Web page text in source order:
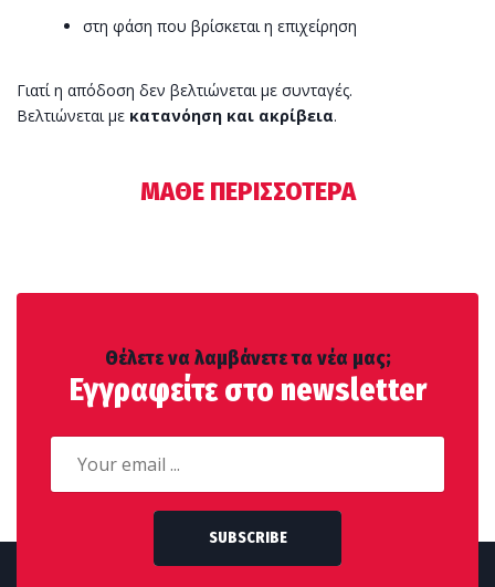
στη φάση που βρίσκεται η επιχείρηση
Γιατί η απόδοση δεν βελτιώνεται με συνταγές.
Βελτιώνεται με κατανόηση και ακρίβεια.
ΜΑΘΕ ΠΕΡΙΣΣΟΤΕΡΑ
Θέλετε να λαμβάνετε τα νέα μας;
Εγγραφείτε στο newsletter
SUBSCRIBE